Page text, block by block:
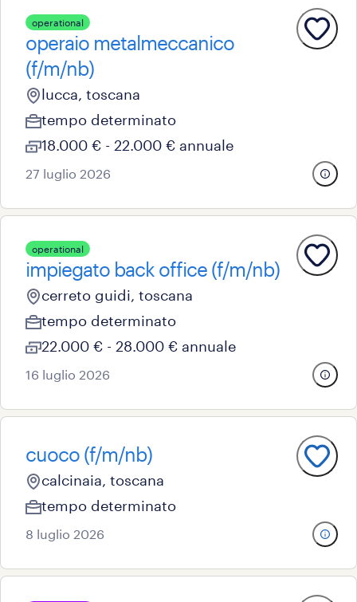
operational
operaio metalmeccanico
(f/m/nb)
lucca, toscana
tempo determinato
18.000 € - 22.000 € annuale
27 luglio 2026
operational
impiegato back office (f/m/nb)
cerreto guidi, toscana
tempo determinato
22.000 € - 28.000 € annuale
16 luglio 2026
cuoco (f/m/nb)
calcinaia, toscana
tempo determinato
8 luglio 2026